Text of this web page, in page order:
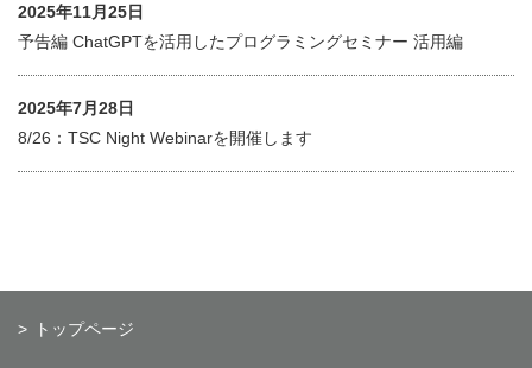
2025年11月25日
予告編 ChatGPTを活用したプログラミングセミナー 活用編
2025年7月28日
8/26：TSC Night Webinarを開催します
トップページ